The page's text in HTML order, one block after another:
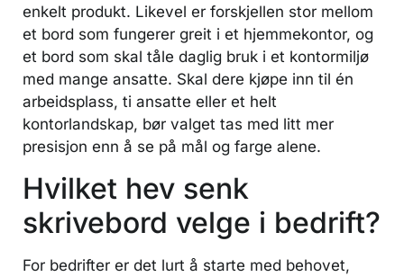
enkelt produkt. Likevel er forskjellen stor mellom
et bord som fungerer greit i et hjemmekontor, og
et bord som skal tåle daglig bruk i et kontormiljø
med mange ansatte. Skal dere kjøpe inn til én
arbeidsplass, ti ansatte eller et helt
kontorlandskap, bør valget tas med litt mer
presisjon enn å se på mål og farge alene.
Hvilket hev senk
skrivebord velge i bedrift?
For bedrifter er det lurt å starte med behovet,